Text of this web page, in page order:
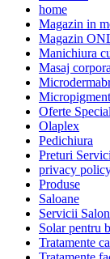
home
Magazin in
Magazin
Manichiura
Masaj
Oferte
Olaplex
Pedichiura
Preturi
privacy
Produse
Saloane
Servicii Salon
Solar pentru
Tratamente